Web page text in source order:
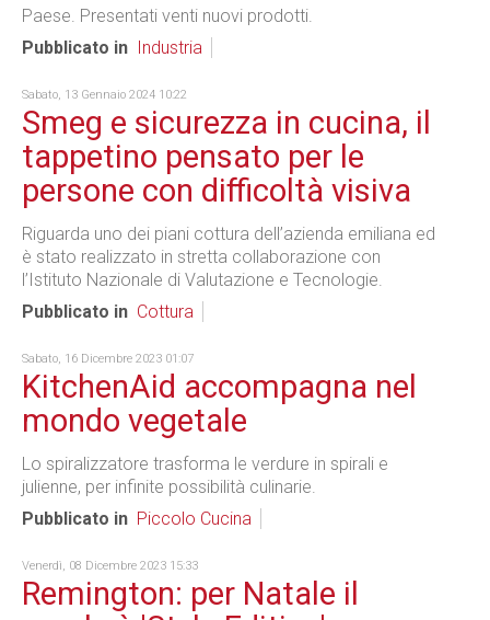
Paese. Presentati venti nuovi prodotti.
Pubblicato in
Industria
Sabato, 13 Gennaio 2024 10:22
Smeg e sicurezza in cucina, il
tappetino pensato per le
persone con difficoltà visiva
Riguarda uno dei piani cottura dell’azienda emiliana ed
è stato realizzato in stretta collaborazione con
l’Istituto Nazionale di Valutazione e Tecnologie.
Pubblicato in Cottura
Sabato, 16 Dicembre 2023 01:07
KitchenAid accompagna nel
mondo vegetale
Lo spiralizzatore trasforma le verdure in spirali e
julienne, per infinite possibilità culinarie.
Pubblicato in Piccolo Cucina
Venerdì, 08 Dicembre 2023 15:33
Remington: per Natale il